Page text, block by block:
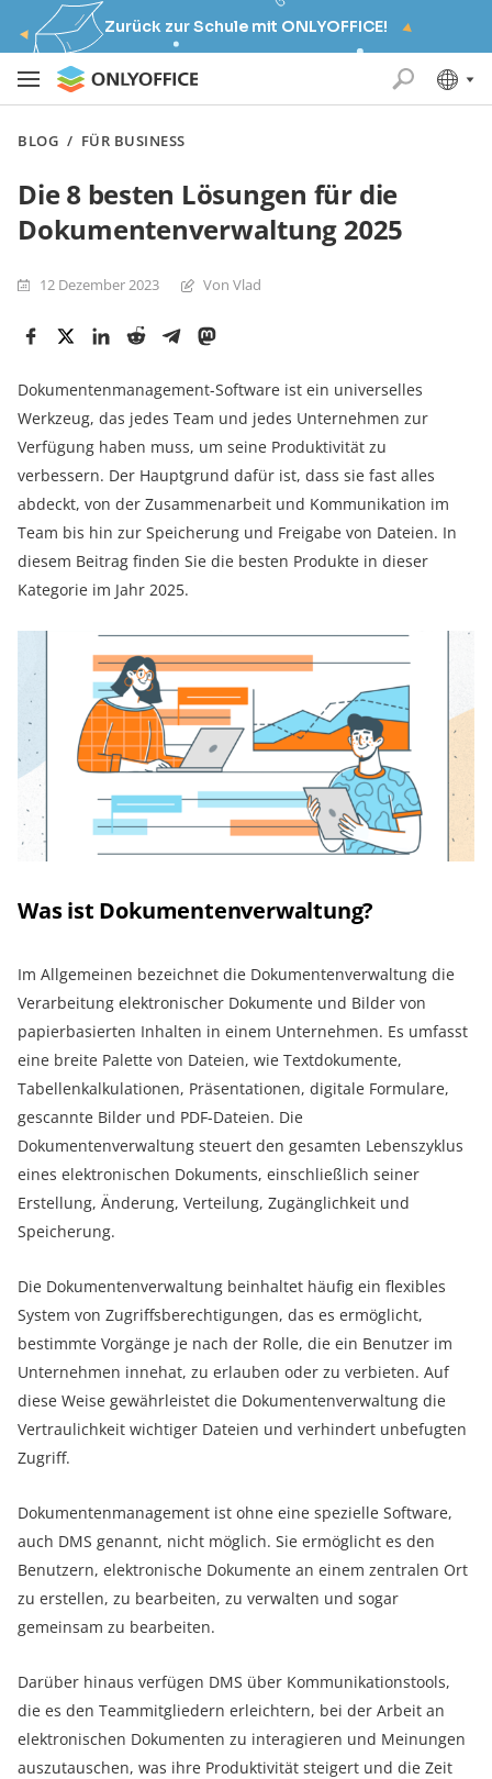
Zurück zur Schule mit ONLYOFFICE!
BLOG / FÜR BUSINESS
Die 8 besten Lösungen für die
Dokumentenverwaltung 2025
12 Dezember 2023 Von Vlad
Dokumentenmanagement-Software ist ein universelles
Werkzeug, das jedes Team und jedes Unternehmen zur
Verfügung haben muss, um seine Produktivität zu
verbessern. Der Hauptgrund dafür ist, dass sie fast alles
abdeckt, von der Zusammenarbeit und Kommunikation im
Team bis hin zur Speicherung und Freigabe von Dateien. In
diesem Beitrag finden Sie die besten Produkte in dieser
Kategorie im Jahr 2025.
Was ist Dokumentenverwaltung?
Im Allgemeinen bezeichnet die Dokumentenverwaltung die
Verarbeitung elektronischer Dokumente und Bilder von
papierbasierten Inhalten in einem Unternehmen. Es umfasst
eine breite Palette von Dateien, wie Textdokumente,
Tabellenkalkulationen, Präsentationen, digitale Formulare,
gescannte Bilder und PDF-Dateien. Die
Dokumentenverwaltung steuert den gesamten Lebenszyklus
eines elektronischen Dokuments, einschließlich seiner
Erstellung, Änderung, Verteilung, Zugänglichkeit und
Speicherung.
Die Dokumentenverwaltung beinhaltet häufig ein flexibles
System von Zugriffsberechtigungen, das es ermöglicht,
bestimmte Vorgänge je nach der Rolle, die ein Benutzer im
Unternehmen innehat, zu erlauben oder zu verbieten. Auf
diese Weise gewährleistet die Dokumentenverwaltung die
Vertraulichkeit wichtiger Dateien und verhindert unbefugten
Zugriff.
Dokumentenmanagement ist ohne eine spezielle Software,
auch DMS genannt, nicht möglich. Sie ermöglicht es den
Benutzern, elektronische Dokumente an einem zentralen Ort
zu erstellen, zu bearbeiten, zu verwalten und sogar
gemeinsam zu bearbeiten.
Darüber hinaus verfügen DMS über Kommunikationstools,
die es den Teammitgliedern erleichtern, bei der Arbeit an
elektronischen Dokumenten zu interagieren und Meinungen
auszutauschen, was ihre Produktivität steigert und die Zeit